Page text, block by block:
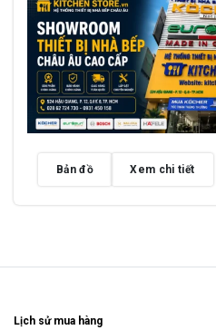
Bản đồ Xem chi tiết
Lịch sử mua hàng